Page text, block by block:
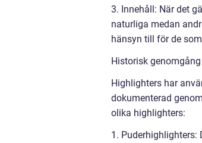
3. Innehåll: När det
naturliga medan
hänsyn till för de
Historisk
Highlighters har
dokumenterad
olika highlighters:
1. Puderhighlighters: